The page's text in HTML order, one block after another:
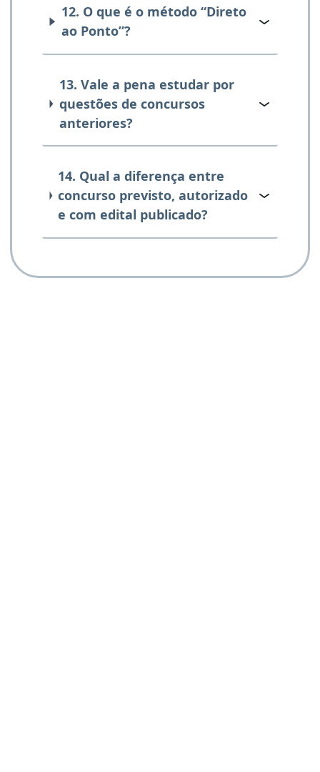
12. O que é o método “Direto
ao Ponto”?
13. Vale a pena estudar por
questões de concursos
anteriores?
14. Qual a diferença entre
concurso previsto, autorizado
e com edital publicado?